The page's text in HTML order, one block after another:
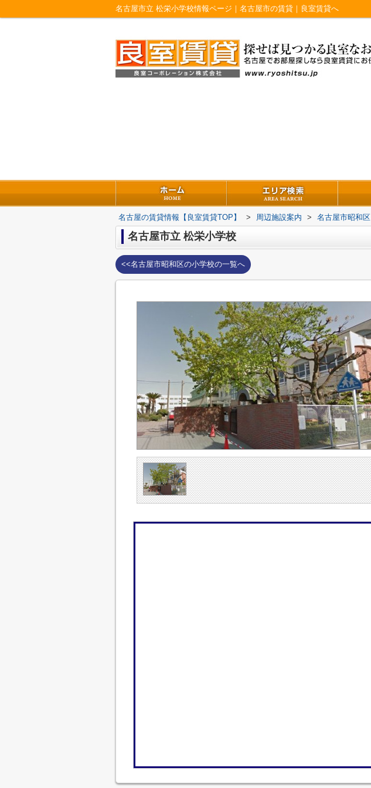
名古屋市立 松栄小学校情報ページ｜名古屋市の賃貸｜良室賃貸へ
名古屋の賃貸情報【良室賃貸TOP】 > 周辺施設案内 > 名古屋市昭和区
名古屋市立 松栄小学校
<<名古屋市昭和区の小学校の一覧へ